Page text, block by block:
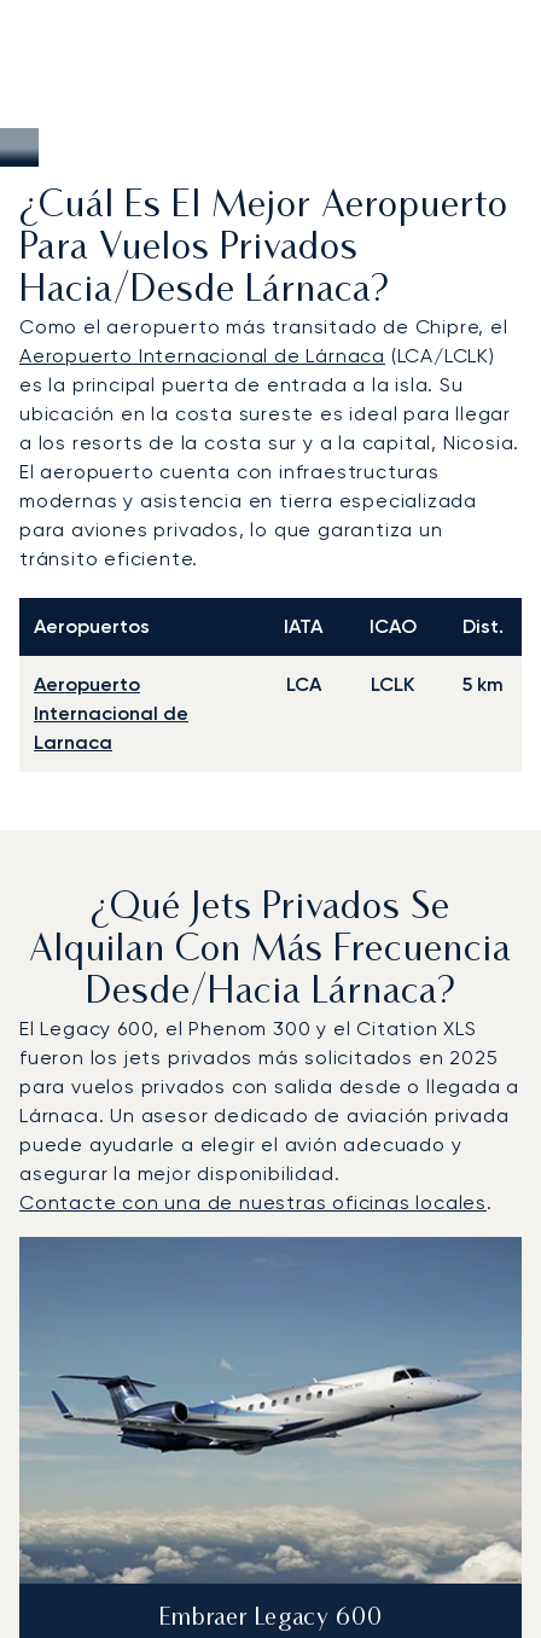
¿Cuál Es El Mejor Aeropuerto
Para Vuelos Privados
Hacia/desde Lárnaca?
Como el aeropuerto más transitado de Chipre, el
Aeropuerto Internacional de Lárnaca (LCA/LCLK)
es la principal puerta de entrada a la isla. Su
ubicación en la costa sureste es ideal para llegar
a los resorts de la costa sur y a la capital, Nicosia.
El aeropuerto cuenta con infraestructuras
modernas y asistencia en tierra especializada
para aviones privados, lo que garantiza un
tránsito eficiente.
Aeropuertos IATA ICAO Dist.
Aeropuerto
Internacional de
Larnaca
LCA LCLK 5 km
¿Qué Jets Privados Se
Alquilan Con Más Frecuencia
Desde/hacia Lárnaca?
El Legacy 600, el Phenom 300 y el Citation XLS
fueron los jets privados más solicitados en 2025
para vuelos privados con salida desde o llegada a
Lárnaca. Un asesor dedicado de aviación privada
puede ayudarle a elegir el avión adecuado y
asegurar la mejor disponibilidad.
Contacte con una de nuestras oficinas locales.
Embraer Legacy 600